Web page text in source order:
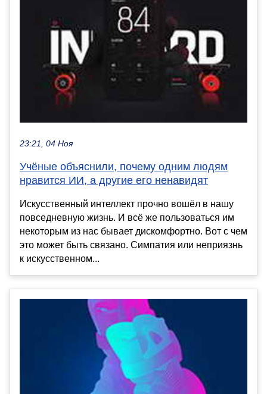
23:21, 04 Ноя
Учёные объяснили, почему одним людям
нравится ИИ, а другие его ненавидят
Искусственный интеллект прочно вошёл в нашу
повседневную жизнь. И всё же пользоваться им
некоторым из нас бывает дискомфортно. Вот с чем
это может быть связано. Симпатия или неприязнь
к искусственном...